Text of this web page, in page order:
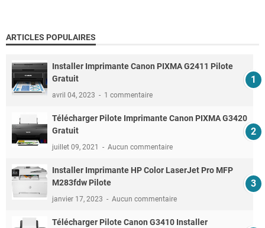
ARTICLES POPULAIRES
Installer Imprimante Canon PIXMA G2411 Pilote
Gratuit
avril 04, 2023 1 commentaire
Télécharger Pilote Imprimante Canon PIXMA G3420
Gratuit
juillet 09, 2021 Aucun commentaire
Installer Imprimante HP Color LaserJet Pro MFP
M283fdw Pilote
janvier 17, 2023 Aucun commentaire
Télécharger Pilote Canon G3410 Installer